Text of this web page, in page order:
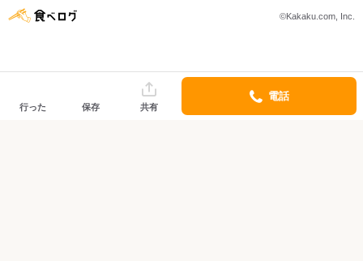
©Kakaku.com, Inc.
行った 保存 共有
電話